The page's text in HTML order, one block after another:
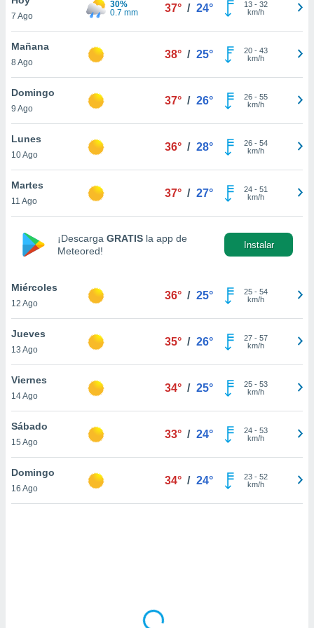
en
más
nuestra
de
aceptar
de
sitio
En
sean
el sitio
ni para
o
7 Ago
30%
0.7 mm
37° / 24° 13- 32
km/h
Mañana
8 Ago
38° / 25° 20- 43
km/h
Domingo
9 Ago
37° / 26° 26- 55
km/h
Lunes
10 Ago
36° / 28° 26- 54
km/h
Martes
11 Ago
37° / 27° 24- 51
km/h
¡Descarga GRATIS la app de
Meteored!
Instalar
Miércoles
12 Ago
36° / 25° 25- 54
km/h
Jueves
13 Ago
35° / 26° 27- 57
km/h
Viernes
14 Ago
34° / 25° 25- 53
km/h
Sábado
15 Ago
33° / 24° 24- 53
km/h
Domingo
16 Ago
34° / 24° 23- 52
km/h